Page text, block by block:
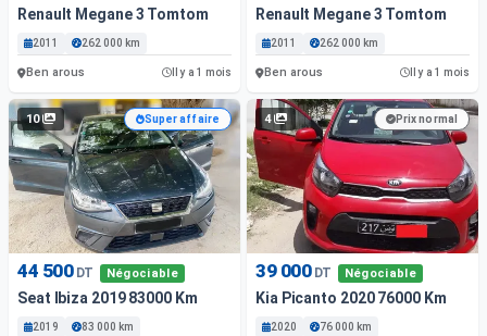
Renault Megane 3 Tomtom
2011 262 000 km
Ben arous Il y a 1 mois
Renault Megane 3 Tomtom
2011 262 000 km
Ben arous Il y a 1 mois
10 Super affaire
44 500 DT Négociable
Seat Ibiza 2019 83000 Km
2019 83 000 km
4 Prix normal
39 000 DT Négociable
Kia Picanto 2020 76000 Km
2020 76 000 km